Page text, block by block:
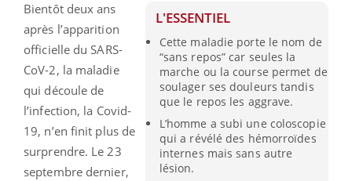
L'ESSENTIEL
Cette maladie porte le nom de
“sans repos” car seules la
marche ou la course permet de
soulager ses douleurs tandis
que le repos les aggrave.
L’homme a subi une coloscopie
qui a révélé des hémorroïdes
internes mais sans autre
lésion.
Bientôt deux ans
après l’apparition
officielle du SARS-
CoV-2, la maladie
qui découle de
l’infection, la Covid-
19, n’en finit plus de
surprendre. Le 23
septembre dernier,